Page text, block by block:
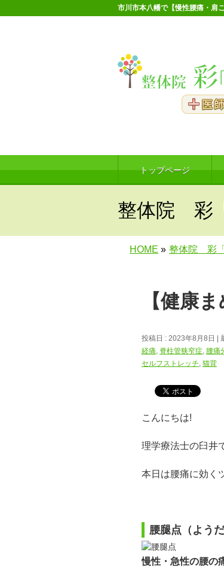
市川市本八幡で【慢性腰痛・肩
トップページ
整体院 彩
HOME » 整体院 彩
【健康
投稿日 : 2023年8月8日
経痛, 脊柱管狭窄症, 腰痛
セルフストレッチ, 猫背
こんにちは!
理学療法士の臼井
本日は腰痛に効く
腰腿点（ようだ
慢性・急性の腰の